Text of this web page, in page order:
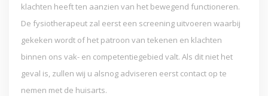
klachten heeft ten aanzien van het bewegend functioneren.
De fysiotherapeut zal eerst een screening uitvoeren waarbij
gekeken wordt of het patroon van tekenen en klachten
binnen ons vak- en competentiegebied valt. Als dit niet het
geval is, zullen wij u alsnog adviseren eerst contact op te
nemen met de huisarts.